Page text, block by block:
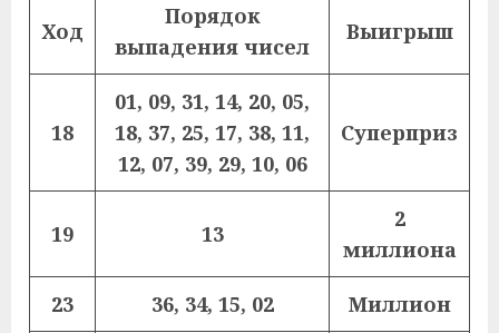
Ход
Порядок
выпадения чисел
Выигрыш
18
01, 09, 31, 14, 20, 05,
18, 37, 25, 17, 38, 11,
12, 07, 39, 29, 10, 06
Суперприз
19 13
2
миллиона
23 36, 34, 15, 02 Миллион